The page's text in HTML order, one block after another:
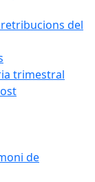
del
trimestral
de